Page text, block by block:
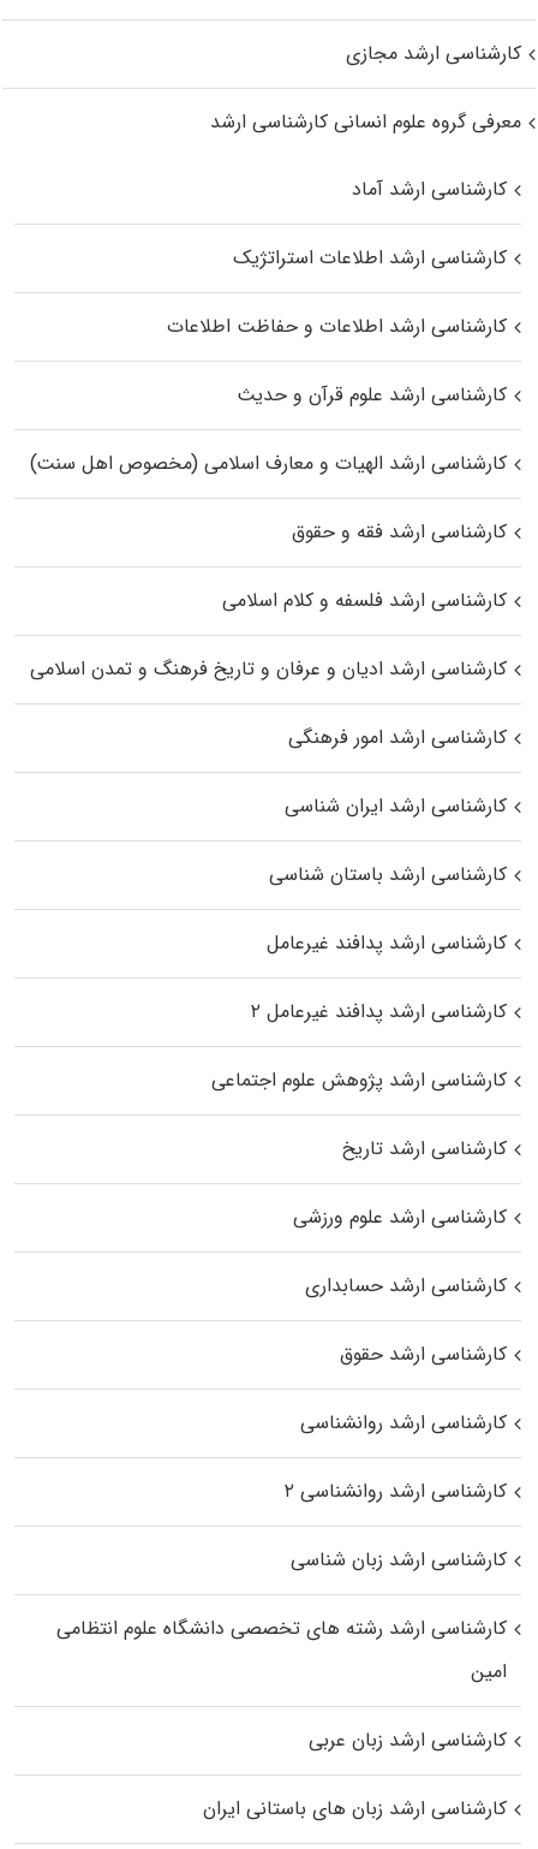
کارشناسی ارشد مجازی
معرفی گروه علوم انسانی کارشناسی ارشد
کارشناسی ارشد آماد
کارشناسی ارشد اطلاعات استراتژیک
کارشناسی ارشد اطلاعات و حفاظت اطلاعات
کارشناسی ارشد علوم قرآن و حدیث
کارشناسی ارشد الهیات و معارف اسلامی (مخصوص اهل سنت)
کارشناسی ارشد فقه و حقوق
کارشناسی ارشد فلسفه و کلام اسلامی
کارشناسی ارشد ادیان و عرفان و تاریخ فرهنگ و تمدن اسلامی
کارشناسی ارشد امور فرهنگی
کارشناسی ارشد ایران شناسی
کارشناسی ارشد باستان شناسی
کارشناسی ارشد پدافند غیرعامل
کارشناسی ارشد پدافند غیرعامل ۲
کارشناسی ارشد پژوهش علوم اجتماعی
کارشناسی ارشد تاریخ
کارشناسی ارشد علوم ورزشی
کارشناسی ارشد حسابداری
کارشناسی ارشد حقوق
کارشناسی ارشد روانشناسی
کارشناسی ارشد روانشناسی ۲
کارشناسی ارشد زبان شناسی
کارشناسی ارشد رﺷﺘﻪ ﻫﺎی تخصصی داﻧﺸﮕﺎه ﻋﻠﻮم انتظامی
اﻣﻴﻦ
کارشناسی ارشد زبان عربی
کارشناسی ارشد زبان‌ های باستانی ایران